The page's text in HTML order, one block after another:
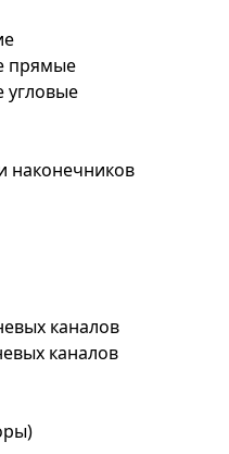
прямые
наконечников
каналов
каналов